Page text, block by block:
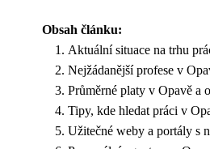
Obsah článku:
Aktuální situace na trhu
Nejžádanější profese v
Průměrné platy v Opavě a
Tipy, kde hledat práci v
Užitečné weby a portály s